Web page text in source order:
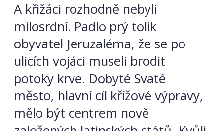
A křižáci rozhodně nebyli
milosrdní. Padlo prý tolik
obyvatel Jeruzaléma, že se po
ulicích vojáci museli brodit
potoky krve. Dobyté Svaté
město, hlavní cíl křížové výpravy,
mělo být centrem nově